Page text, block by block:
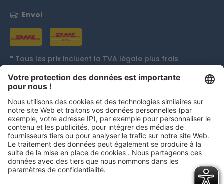
Envoi
* Tous les prix incluent la TVA légale plus frais
remboursement, sauf indication contraire.
Distinctions